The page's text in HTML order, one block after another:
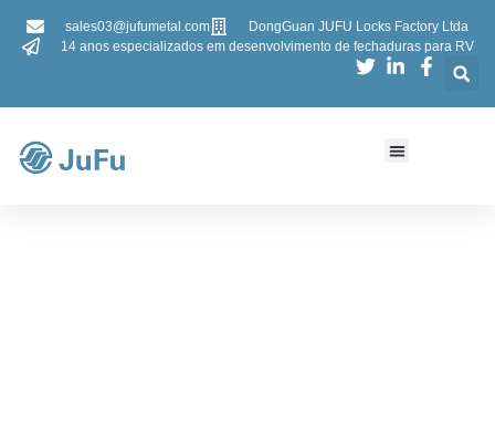
sales03@jufumetal.com
DongGuan JUFU Locks Factory Ltda
14 anos especializados em desenvolvimento de fechaduras para RV